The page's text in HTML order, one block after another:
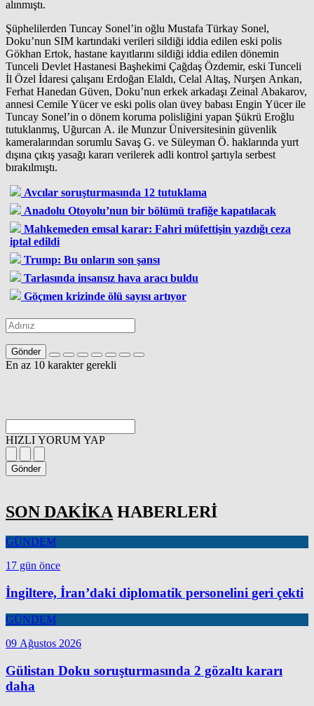
alınmıştı.
Şüphelilerden Tuncay Sonel’in oğlu Mustafa Türkay Sonel,
Doku’nun SIM kartındaki verileri sildiği iddia edilen eski polis
Gökhan Ertok, hastane kayıtlarını sildiği iddia edilen dönemin
Tunceli Devlet Hastanesi Başhekimi Çağdaş Özdemir, eski Tunceli
İl Özel İdaresi çalışanı Erdoğan Elaldı, Celal Altaş, Nurşen Arıkan,
Ferhat Hanedan Güven, Doku’nun erkek arkadaşı Zeinal Abakarov,
annesi Cemile Yücer ve eski polis olan üvey babası Engin Yücer ile
Tuncay Sonel’in o dönem koruma polisliğini yapan Şükrü Eroğlu
tutuklanmış, Uğurcan A. ile Munzur Üniversitesinin güvenlik
kameralarından sorumlu Savaş G. ve Süleyman Ö. haklarında yurt
dışına çıkış yasağı kararı verilerek adli kontrol şartıyla serbest
bırakılmıştı.
Avcılar soruşturmasında 12 tutuklama
Anadolu Otoyolu’nun bir bölümü trafiğe kapatılacak
Mahkemeden emsal karar: Fahri müfettişin yazdığı ceza
iptal edildi
Trump: Bu onların son şansı
Tarlasında insansız hava aracı buldu
Göçmen krizinde ölü sayısı artıyor
Gönder
En az 10 karakter gerekli
HIZLI YORUM YAP
Gönder
SON DAKİKA HABERLERİ
GÜNDEM
17 gün önce
İngiltere, İran’daki diplomatik personelini geri çekti
GÜNDEM
09 Ağustos 2026
Gülistan Doku soruşturmasında 2 gözaltı kararı
daha